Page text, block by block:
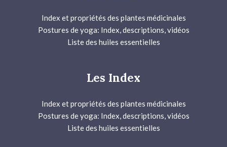
Index et propriétés des plantes médicinales
Postures de yoga: Index, descriptions, vidéos
Liste des huiles essentielles
Les Index
Index et propriétés des plantes médicinales
Postures de yoga: Index, descriptions, vidéos
Liste des huiles essentielles